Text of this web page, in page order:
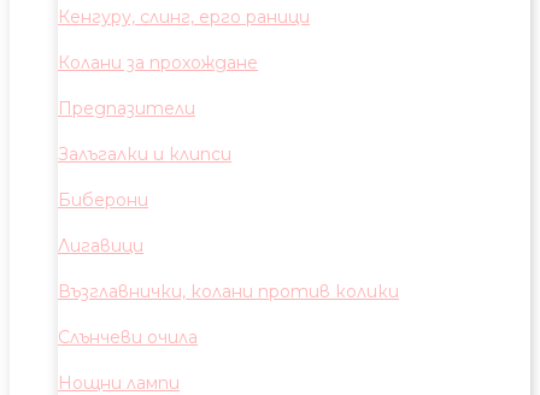
Кенгуру, слинг, ерго раници
Колани за прохождане
Предпазители
Залъгалки и клипси
Биберони
Лигавици
Възглавнички, колани против колики
Слънчеви очила
Нощни лампи